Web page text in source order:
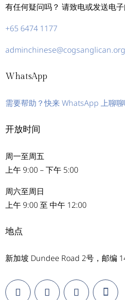
有任何疑问吗？ 请致电或发送电子
+65 6474 1177
adminchinese@cogsanglican.org
WhatsApp
需要帮助？快来 WhatsApp 上聊聊
开放时间
周一至周五
上午 9:00 – 下午 5:00
周六至周日
上午 9:00 至 中午 12:00
地点
新加坡 Dundee Road 2号，邮编